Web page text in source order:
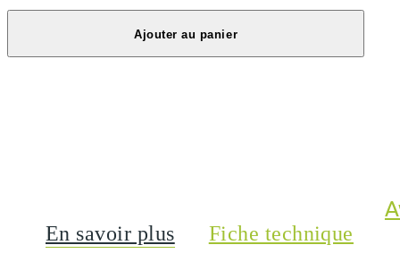
Ajouter au panier
En savoir plus Fiche technique